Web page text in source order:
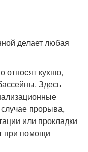
делает любая
кухню,
Здесь
прорыва,
или прокладки
при помощи